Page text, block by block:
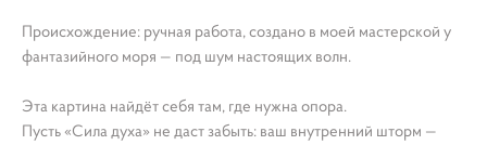
Происхождение: ручная работа, создано в моей мастерской у
фантазийного моря — под шум настоящих волн.
Эта картина найдёт себя там, где нужна опора.
Пусть «Сила духа» не даст забыть: ваш внутренний шторм —